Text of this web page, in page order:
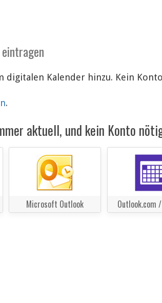
digitalen Kalender hinzu. Kein
.
aktuell, und kein Konto
Microsoft Outlook Outlook.com